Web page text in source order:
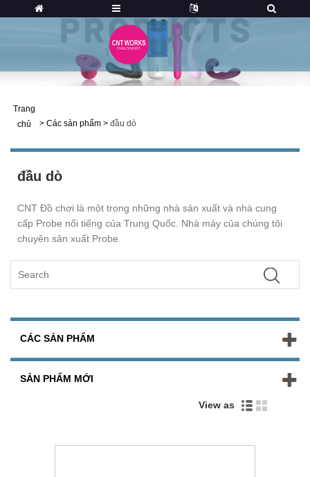
Trang
chủ
> Các sản phẩm > đầu dò
đầu dò
CNT Đồ chơi là một trong những nhà sản xuất và nhà cung
cấp Probe nổi tiếng của Trung Quốc. Nhà máy của chúng tôi
chuyên sản xuất Probe.
CÁC SẢN PHẨM
SẢN PHẨM MỚI
View as